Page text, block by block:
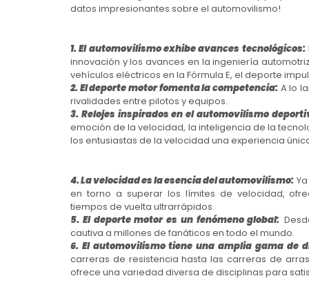
datos impresionantes sobre el automovilismo!
1. El automovilismo exhibe avances tecnológicos:
innovación y los avances en la ingeniería
vehículos eléctricos en la Fórmula E, el deporte
2. El deporte motor fomenta la competencia: A lo
rivalidades entre pilotos y equipos.
3. Relojes inspirados en el automovilismo
emoción de la velocidad, la inteligencia de la
los entusiastas de la velocidad una experiencia
4. La velocidad es la esencia del automovilismo:
en torno a superar los límites de velocidad,
tiempos de vuelta ultrarrápidos.
5. El deporte motor es un fenómeno global:
cautiva a millones de fanáticos en todo el mundo.
6. El automovilismo tiene una amplia gama de
carreras de resistencia hasta las carreras de
ofrece una variedad diversa de disciplinas para